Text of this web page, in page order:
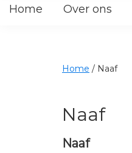
Dalfsen
Home Over ons
Home / Naaf
Naaf
Naaf